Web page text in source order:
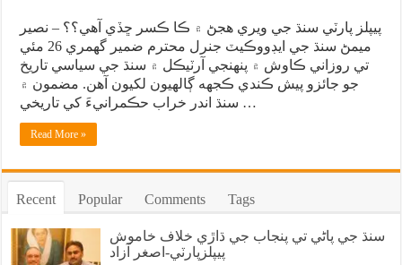
پيپلز پارٽي سنڌ جي ويري هجڻ ۾ ڪا ڪسر ڇڏي آهي؟؟ – نصير
ميمڻ سنڌ جي ايڊووڪيٽ جنرل محترم ضمير گهمري 26 مئي
تي روزاني ڪاوش ۾ پنهنجي آرٽيڪل ۾ سنڌ جي سياسي تاريخ
جو جائزو پيش ڪندي ڪجهه ڳالهيون لکيون آهن. مضمون ۾
سنڌ اندر خراب حڪمرانيءَ کي تاريخي …
Read More »
Recent Popular Comments Tags
سنڌ جي پاڻي تي پنجاب جي ڌاڙي خلاف خاموش
پيپلزپارٽي-اصغر آزاد